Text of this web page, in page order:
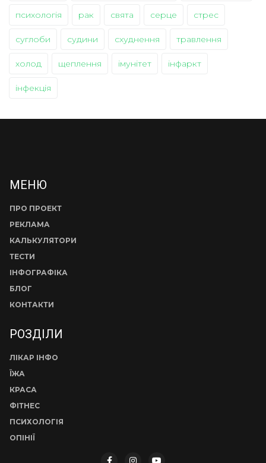
психологія рак свята серце стрес
суглоби судини схуднення травлення
холод щеплення імунітет інфаркт
інфекція
МЕНЮ
ПРО ПРОЕКТ
РЕКЛАМА
КАЛЬКУЛЯТОРИ
ТЕСТИ
ІНФОГРАФІКА
БЛОГ
КОНТАКТИ
РОЗДІЛИ
ЛІКАР ІНФО
ЇЖА
КРАСА
ФІТНЕС
ПСИХОЛОГІЯ
ОПІНІЇ